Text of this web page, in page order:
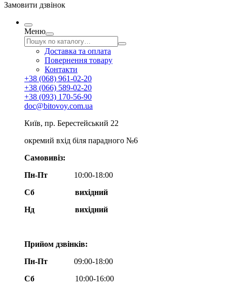
Замовити дзвінок
Меню
Доставка та оплата
Повернення товару
Контакти
+38 (068) 961-02-20
+38 (066) 589-02-20
+38 (093) 170-56-90
doc@bitovoy.com.ua
Київ, пр. Берестейський 22
окремий вхід біля парадного №6
Самовивіз:
Пн-Пт
10:00-18:00
Сб
вихідний
Нд
вихідний
Прийом дзвінків:
Пн-Пт
09:00-18:00
Сб
10:00-16:00